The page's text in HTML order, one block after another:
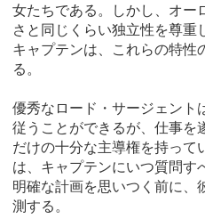
女たちである。しかし、オー
さと同じくらい独立性を尊重
キャプテンは、これらの特性
る。
優秀なロード・サージェント
従うことができるが、仕事を
だけの十分な主導権を持って
は、キャプテンにいつ質問す
明確な計画を思いつく前に、
測する。